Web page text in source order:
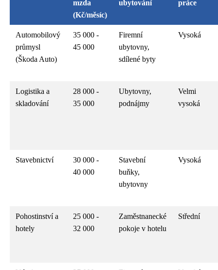
mzda
(Kč/měsíc)
ubytování práce
Automobilový
průmysl
(Škoda Auto)
35 000 -
45 000
Firemní
ubytovny,
sdílené byty
Vysoká
Logistika a
skladování
28 000 -
35 000
Ubytovny,
podnájmy
Velmi
vysoká
Stavebnictví
30 000 -
40 000
Stavební
buňky,
ubytovny
Vysoká
Pohostinství a
hotely
25 000 -
32 000
Zaměstnanecké
pokoje v hotelu
Střední